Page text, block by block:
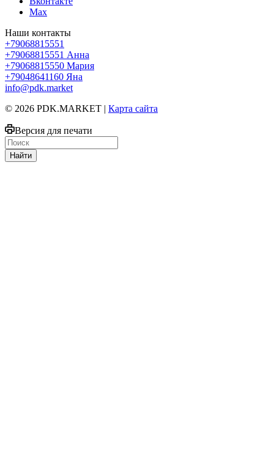
Max
Наши контакты
+79068815551
+79068815551 Анна
+79068815550 Мария
+79048641160 Яна
info@pdk.market
© 2026 PDK.MARKET | Карта сайта
Версия для печати
Найти